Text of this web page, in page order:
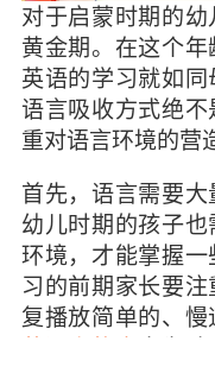
对于启蒙时期的
黄金期。在这个
英语的学习就如
语言吸收方式绝
重对语言环境的营
首先，语言需要
幼儿时期的孩子
环境，才能掌握
习的前期家长要
复播放简单的、
来为